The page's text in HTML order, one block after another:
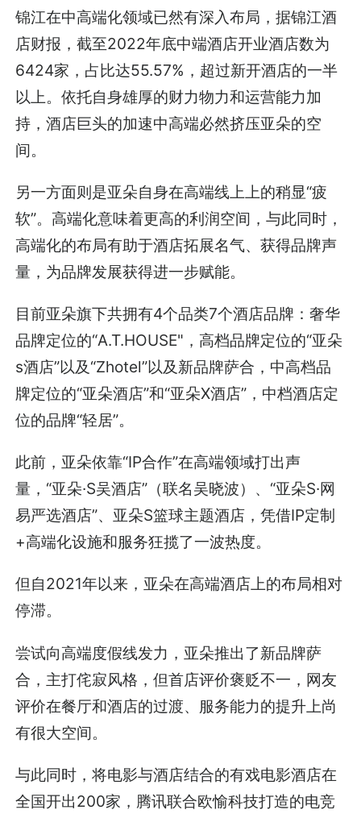
锦江在中高端化领域已然有深入布局，据锦江酒
店财报，截至2022年底中端酒店开业酒店数为
6424家，占比达55.57%，超过新开酒店的一半
以上。依托自身雄厚的财力物力和运营能力加
持，酒店巨头的加速中高端必然挤压亚朵的空
间。
另一方面则是亚朵自身在高端线上上的稍显“疲
软”。高端化意味着更高的利润空间，与此同时，
高端化的布局有助于酒店拓展名气、获得品牌声
量，为品牌发展获得进一步赋能。
目前亚朵旗下共拥有4个品类7个酒店品牌：奢华
品牌定位的“A.T.HOUSE"，高档品牌定位的“亚朵
s酒店”以及“Zhotel”以及新品牌萨合，中高档品
牌定位的“亚朵酒店”和“亚朵X酒店”，中档酒店定
位的品牌“轻居”。
此前，亚朵依靠“IP合作”在高端领域打出声
量，“亚朵·S吴酒店”（联名吴晓波）、“亚朵S·网
易严选酒店”、亚朵S篮球主题酒店，凭借IP定制
+高端化设施和服务狂揽了一波热度。
但自2021年以来，亚朵在高端酒店上的布局相对
停滞。
尝试向高端度假线发力，亚朵推出了新品牌萨
合，主打侘寂风格，但首店评价褒贬不一，网友
评价在餐厅和酒店的过渡、服务能力的提升上尚
有很大空间。
与此同时，将电影与酒店结合的有戏电影酒店在
全国开出200家，腾讯联合欧愉科技打造的电竞